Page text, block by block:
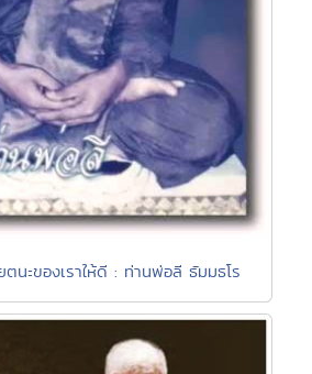
นะของเราให้ดี : ท่านพ่อลี ธัมมธโร